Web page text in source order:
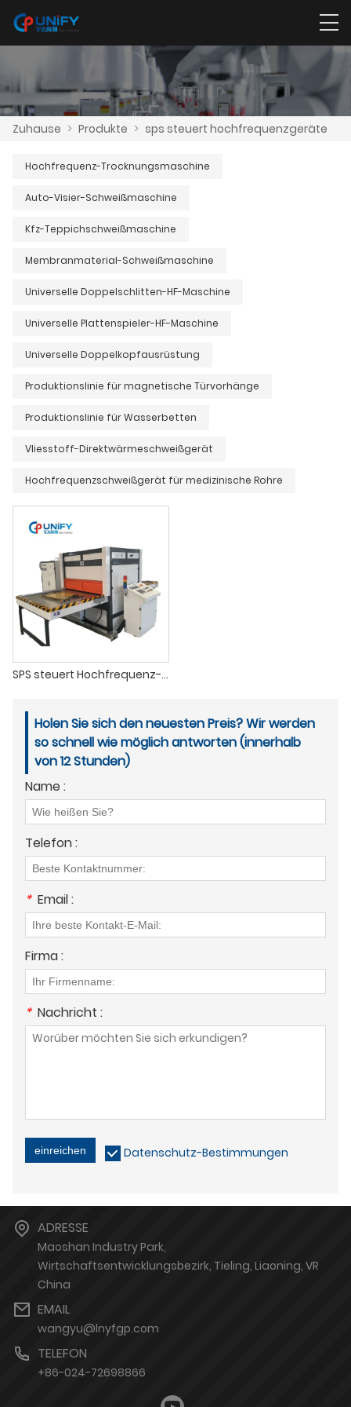
Zuhause > Produkte > sps steuert hochfrequenzgeräte
Hochfrequenz-Trocknungsmaschine
Auto-Visier-Schweißmaschine
Kfz-Teppichschweißmaschine
Membranmaterial-Schweißmaschine
Universelle Doppelschlitten-HF-Maschine
Universelle Plattenspieler-HF-Maschine
Universelle Doppelkopfausrüstung
Produktionslinie für magnetische Türvorhänge
Produktionslinie für Wasserbetten
Vliesstoff-Direktwärmeschweißgerät
Hochfrequenzschweißgerät für medizinische Rohre
SPS steuert Hochfrequenz-Lederprägegeräte
Holen Sie sich den neuesten Preis? Wir werden
so schnell wie möglich antworten (innerhalb
von 12 Stunden)
Name :
Telefon :
* Email :
Firma :
* Nachricht :
einreichen Datenschutz-Bestimmungen
ADRESSE
Maoshan Industry Park,
Wirtschaftsentwicklungsbezirk, Tieling, Liaoning, VR
China
EMAIL
wangyu@lnyfgp.com
TELEFON
+86-024-72698866